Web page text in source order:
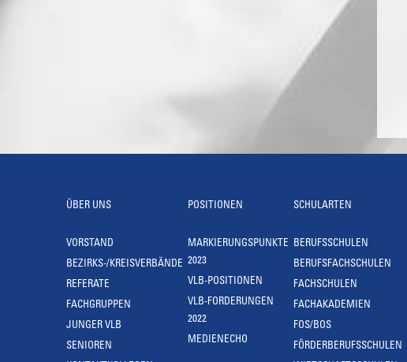
ÜBER UNS
VORSTAND
BEZIRKS-/KREISVERBÄNDE
REFERATE
FACHGRUPPEN
JUNGER VLB
SENIOREN
POSITIONEN
MARKIERUNGSPUNKTE
2023
VLB-POSITIONEN
VLB-FORDERUNGEN
2022
MEDIENECHO
SCHULARTEN
BERUFSSCHULEN
BERUFSFACHSCHULEN
FACHSCHULEN
FACHAKADEMIEN
FOS/BOS
FÖRDERBERUFSSCHULEN